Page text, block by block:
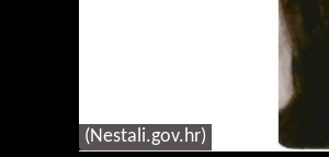
(Nestali.gov.hr)